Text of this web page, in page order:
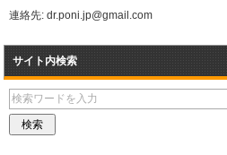
連絡先: dr.poni.jp@gmail.com
サイト内検索